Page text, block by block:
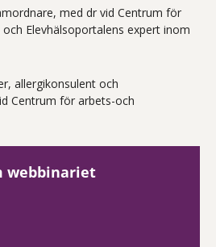
med dr vid Centrum för
Elevhälsoportalens expert inom
allergikonsulent och
Centrum för arbets-och
webbinariet